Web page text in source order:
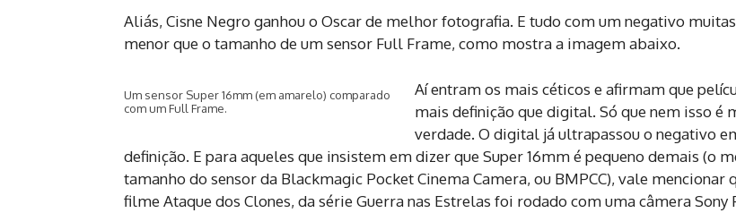
Aliás, Cisne Negro ganhou o Oscar de melhor fotografia. E tudo com um negativo
menor que o tamanho de um sensor Full Frame, como mostra a imagem abaixo.
Um sensor Super 16mm (em amarelo) comparado
com um Full Frame.
Aí entram os mais céticos e afirmam que
mais definição que digital. Só que nem isso é
verdade. O digital já ultrapassou o negativo
definição. E para aqueles que insistem em dizer que Super 16mm é pequeno demais (o
tamanho do sensor da Blackmagic Pocket Cinema Camera, ou BMPCC), vale mencionar
filme Ataque dos Clones, da série Guerra nas Estrelas foi rodado com uma câmera Sony